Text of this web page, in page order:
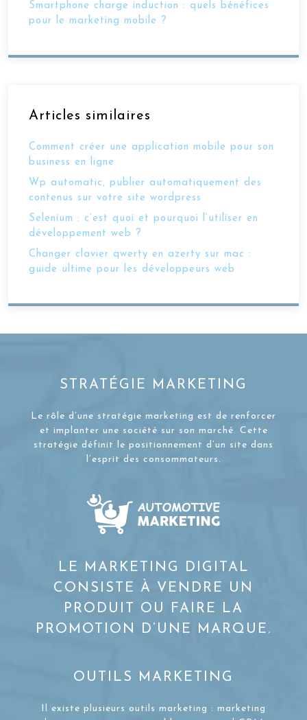
Smartphone charge induction : quels bénéfices
pour le marketing mobile ?
Articles similaires
Comment créer une application mobile pour son
business en ligne
Wp automatic, publier automatiquement des
contenus sur votre site wordpress
Selenium : c’est quoi et pourquoi l’utiliser en
développement web ?
Changer clavier qwerty en azerty sur mac :
guide ultime pour les développeurs web
STRATÉGIE MARKETING
Le rôle d’une stratégie marketing est de renforcer
et implanter une société sur son marché. Cette
stratégie définit le positionnement d’un site dans
l’esprit des consommateurs.
LE MARKETING DIGITAL
CONSISTE À VENDRE UN
PRODUIT OU FAIRE LA
PROMOTION D’UNE MARQUE.
OUTILS MARKETING
Il existe plusieurs outils marketing : marketing